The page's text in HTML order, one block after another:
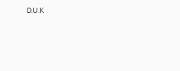
D.U.K